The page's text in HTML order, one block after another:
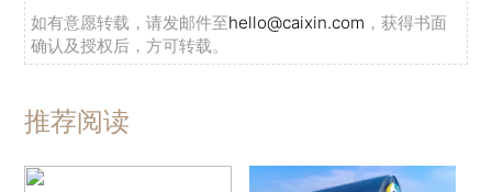
如有意愿转载，请发邮件至hello@caixin.com ，获得书面
确认及授权后，方可转载。
推荐阅读